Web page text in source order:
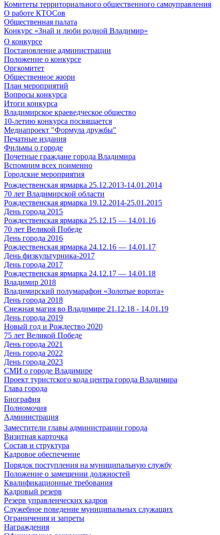
Комитеты территориального общественного самоуправления
О работе КТОСов
Общественная палата
Конкурс «Знай и люби родной Владимир»
О конкурсе
Постановление администрации
Положение о конкурсе
Оргкомитет
Общественное жюри
План мероприятий
Вопросы конкурса
Итоги конкурса
Владимирское краеведческое общество
10-летию конкурса посвящается
Медиапроект "Формула дружбы"
Печатные издания
Фильмы о городе
Почетные граждане города Владимира
Вспомним всех поименно
Городские мероприятия
Рождественская ярмарка 25.12.2013-14.01.2014
70 лет Владимирской области
Рождественская ярмарка 19.12.2014-25.01.2015
День города 2015
Рождественская ярмарка 25.12.15 — 14.01.16
70 лет Великой Победе
День города 2016
Рождественская ярмарка 24.12.16 — 14.01.17
День физкультурника-2017
День города 2017
Рождественская ярмарка 24.12.17 — 14.01.18
Владимир 2018
Владимирский полумарафон «Золотые ворота»
День города 2018
Снежная магия во Владимире 21.12.18 - 14.01.19
День города 2019
Новый год и Рождество 2020
75 лет Великой Победе
День города 2021
День города 2022
День города 2023
СМИ о городе Владимире
Проект туристского кода центра города Владимира
Глава города
Биография
Полномочия
Администрация
Заместители главы администрации города
Визитная карточка
Состав и структура
Кадровое обеспечение
Порядок поступления на муниципальную службу
Положение о замещении должностей
Квалификационные требования
Кадровый резерв
Резерв управленческих кадров
Служебное поведение муниципальных служащих
Ограничения и запреты
Награждения